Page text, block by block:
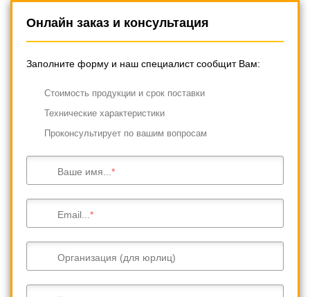
Онлайн заказ и консультация
Заполните форму и наш специалист сообщит Вам:
Cтоимость продукции и срок поставки
Технические характеристики
Проконсультирует по вашим вопросам
Ваше имя...
Email...
Организация (для юрлиц)